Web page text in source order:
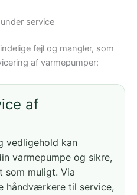
service
fejl og mangler, som
af varmepumper:
af
vedligehold kan
varmepumpe og sikre,
som muligt. Via
håndværkere til service,